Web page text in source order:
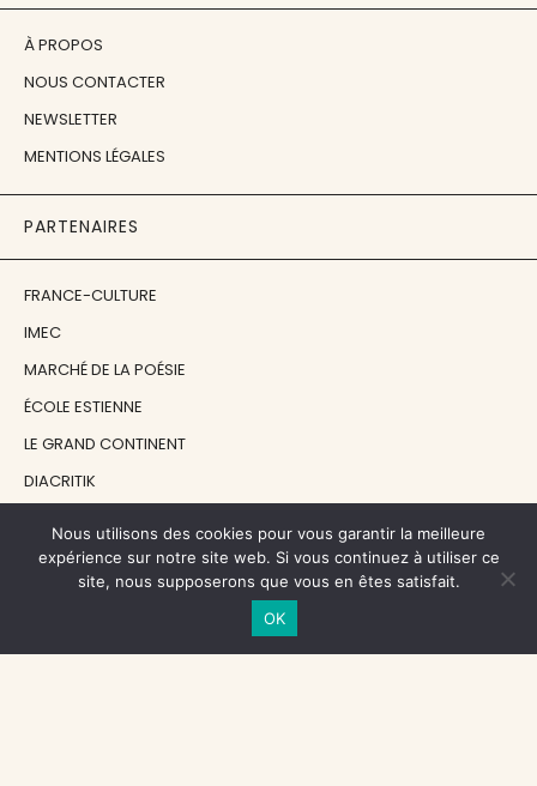
À PROPOS
NOUS CONTACTER
NEWSLETTER
MENTIONS LÉGALES
PARTENAIRES
FRANCE-CULTURE
IMEC
MARCHÉ DE LA POÉSIE
ÉCOLE ESTIENNE
LE GRAND CONTINENT
DIACRITIK
NOS SOUTIENS
CENTRE NATIONAL DU LIVRE
Nous utilisons des cookies pour vous garantir la meilleure
expérience sur notre site web. Si vous continuez à utiliser ce
site, nous supposerons que vous en êtes satisfait.
OK